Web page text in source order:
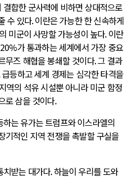
합한 군사력에 비하면 상대적으로
수 있다.이란은 가능한 한 신속하게
미군이 사망할 가능성이 높다.이란
20%가 통과하는 세계에서 가장 중요
무즈 해협을 봉쇄할 것이다.그 결과
등하고 세계 경제는 심각한 타격을
역의 석유 시설뿐 아니라 미군 함정
로 삼을 것이다.
는 유가는 트럼프와 이스라엘의
기적인 지역 전쟁을 촉발할 구실을
치받는 대가다.하늘이 우리를 도와